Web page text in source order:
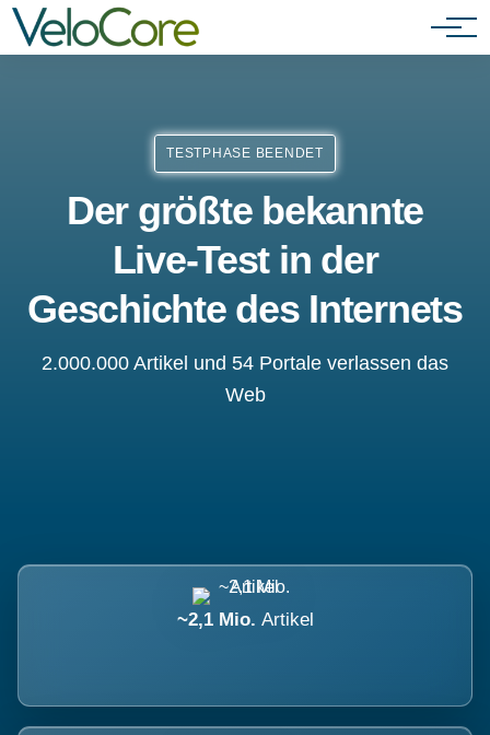
Agenturen & Webdesigner
TESTPHASE BEENDET
Der größte bekannte
Live-Test in der
Geschichte des Internets
2.000.000 Artikel und 54 Portale verlassen das
Web
~2,1 Mio. Artikel